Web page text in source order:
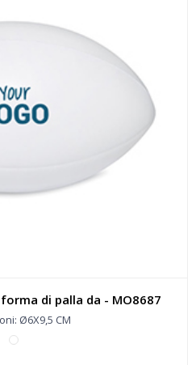
di palla da - MO8687
Ø6X9,5 CM